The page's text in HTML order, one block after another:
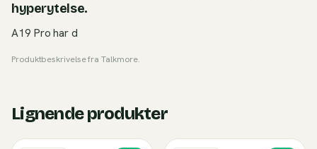
hyperytelse.
A19 Pro har d
Produktbeskrivelse fraTalkmore.
Lignende produkter